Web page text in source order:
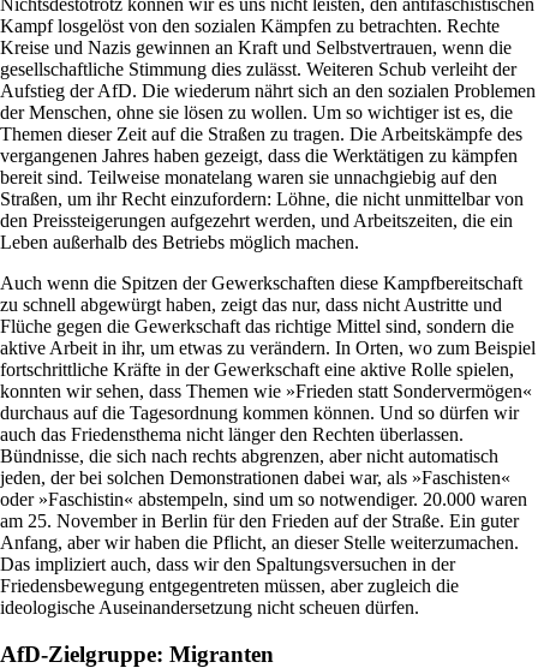
Nichtsdestotrotz können wir es uns nicht leisten, den antifaschistischen
Kampf losgelöst von den sozialen Kämpfen zu betrachten. Rechte
Kreise und Nazis gewinnen an Kraft und Selbstvertrauen, wenn die
gesellschaftliche Stimmung dies zulässt. Weiteren Schub verleiht der
Aufstieg der AfD. Die wiederum nährt sich an den sozialen Problemen
der Menschen, ohne sie lösen zu wollen. Um so wichtiger ist es, die
Themen dieser Zeit auf die Straßen zu tragen. Die Arbeitskämpfe des
vergangenen Jahres haben gezeigt, dass die Werktätigen zu kämpfen
bereit sind. Teilweise monatelang waren sie unnachgiebig auf den
Straßen, um ihr Recht einzufordern: Löhne, die nicht unmittelbar von
den Preissteigerungen aufgezehrt werden, und Arbeitszeiten, die ein
Leben außerhalb des Betriebs möglich machen.
Auch wenn die Spitzen der Gewerkschaften diese Kampfbereitschaft
zu schnell abgewürgt haben, zeigt das nur, dass nicht Austritte und
Flüche gegen die Gewerkschaft das richtige Mittel sind, sondern die
aktive Arbeit in ihr, um etwas zu verändern. In Orten, wo zum Beispiel
fortschrittliche Kräfte in der Gewerkschaft eine aktive Rolle spielen,
konnten wir sehen, dass Themen wie »Frieden statt Sondervermögen«
durchaus auf die Tagesordnung kommen können. Und so dürfen wir
auch das Friedensthema nicht länger den Rechten überlassen.
Bündnisse, die sich nach rechts abgrenzen, aber nicht automatisch
jeden, der bei solchen Demonstrationen dabei war, als »Faschisten«
oder »Faschistin« abstempeln, sind um so notwendiger. 20.000 waren
am 25. November in Berlin für den Frieden auf der Straße. Ein guter
Anfang, aber wir haben die Pflicht, an dieser Stelle weiterzumachen.
Das impliziert auch, dass wir den Spaltungsversuchen in der
Friedensbewegung entgegentreten müssen, aber zugleich die
ideologische Auseinandersetzung nicht scheuen dürfen.
AfD-Zielgruppe: Migranten